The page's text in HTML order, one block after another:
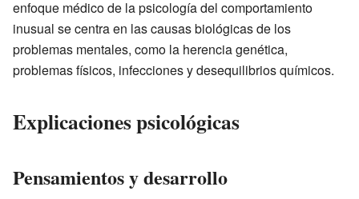
enfoque médico de la psicología del comportamiento
inusual se centra en las causas biológicas de los
problemas mentales, como la herencia genética,
problemas físicos, infecciones y desequilibrios químicos.
Explicaciones psicológicas
Pensamientos y desarrollo